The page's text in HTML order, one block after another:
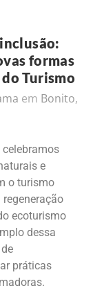
formas
Turismo
em Bonito,
e
o turismo
ecoturismo
dessa
práticas